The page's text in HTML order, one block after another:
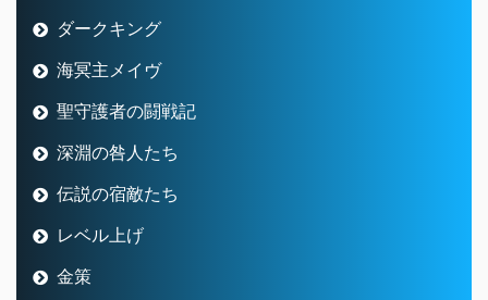
ダークキング
海冥主メイヴ
聖守護者の闘戦記
深淵の咎人たち
伝説の宿敵たち
レベル上げ
金策